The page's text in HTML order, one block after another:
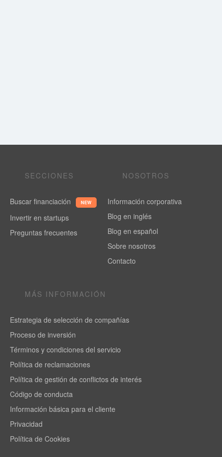
SECCIONES
Buscar financiación NEW
Invertir en startups
Preguntas frecuentes
NOSOTROS
Información corporativa
Blog en inglés
Blog en español
Sobre nosotros
Contacto
MÁS INFORMACIÓN
Estrategia de selección de compañías
Proceso de inversión
Términos y condiciones del servicio
Política de reclamaciones
Política de gestión de conflictos de interés
Código de conducta
Información básica para el cliente
Privacidad
Política de Cookies